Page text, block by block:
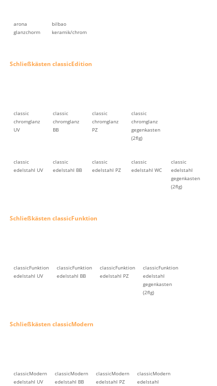
arona
glanzchorm
bilbao
keramik/chrom
Schließkästen classicEdition
classic
chromglanz
UV
classic
chromglanz
BB
classic
chromglanz
PZ
classic
chromglanz
gegenkasten
(2flg)
classic
edelstahl UV
classic
edelstahl BB
classic
edelstahl PZ
classic
edelstahl WC
classic
edelstahl
gegenkasten
(2flg)
Schließkästen classicFunktion
classicFunktion
edelstahl UV
classicFunktion
edelstahl BB
classicFunktion
edelstahl PZ
classicFunktion
edelstahl
gegenkasten
(2flg)
Schließkästen classicModern
classicModern
edelstahl UV
classicModern
edelstahl BB
classicModern
edelstahl PZ
classicModern
edelstahl